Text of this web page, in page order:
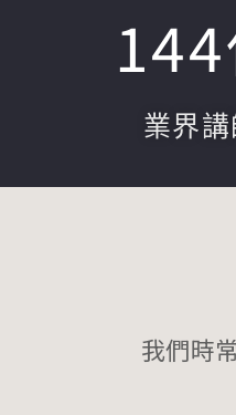
業界講
144
我們時